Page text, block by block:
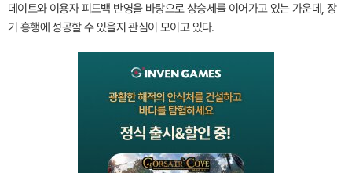
데이트와 이용자 피드백 반영을 바탕으로 상승세를 이어가고 있는 가운데, 장
기 흥행에 성공할 수 있을지 관심이 모이고 있다.